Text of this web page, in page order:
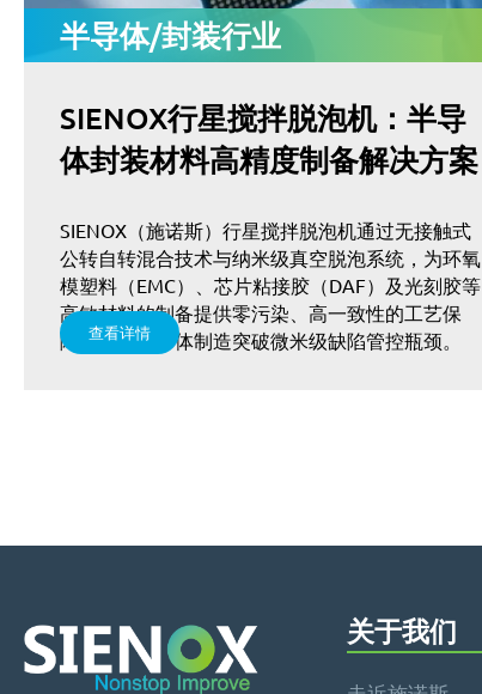
半导体/封装行业
SIENOX行星搅拌脱泡机：半导
体封装材料高精度制备解决方案
SIENOX（施诺斯）行星搅拌脱泡机通过无接触式
公转自转混合技术与纳米级真空脱泡系统，为环氧
模塑料（EMC）、芯片粘接胶（DAF）及光刻胶等
高敏材料的制备提供零污染、高一致性的工艺保
障，助力半导体制造突破微米级缺陷管控瓶颈。
查看详情
关于我们